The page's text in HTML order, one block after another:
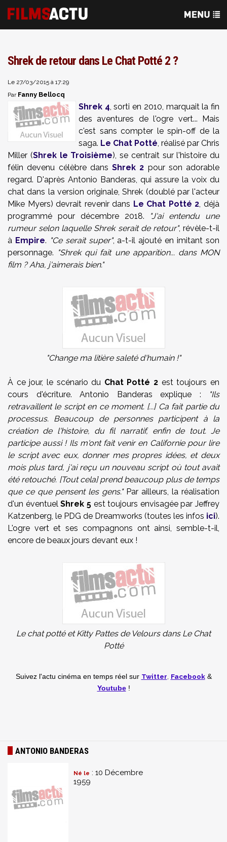
Shrek de retour dans Le Chat Potté 2 ?
Le 27/03/2015 à 17:29
Par Fanny Bellocq
Shrek 4, sorti en 2010, marquait la fin
des aventures de l'ogre vert... Mais
c'est sans compter le spin-off de la
saga. Le Chat Potté, réalisé par Chris
Miller (Shrek le Troisième), se centrait sur l'histoire du
félin devenu célèbre dans Shrek 2 pour son adorable
regard. D'après Antonio Banderas, qui assure la voix du
chat dans la version originale, Shrek (doublé par l'acteur
Mike Myers) devrait revenir dans Le Chat Potté 2, déjà
programmé pour décembre 2018.
"J'ai entendu une
rumeur selon laquelle Shrek serait de retour", révèle-t-il
à Empire. "Ce serait super", a-t-il ajouté en imitant son
personnage. "Shrek qui fait une apparition... dans MON
film ? Aha, j'aimerais bien."
"Change ma litière saleté d'humain !"
À ce jour, le scénario du Chat Potté 2 est toujours en
cours d'écriture. Antonio Banderas explique :
"Ils
retravaillent le script en ce moment. [...] Ca fait partie du
processus. Beaucoup de personnes participent à la
création de l'histoire, du fil narratif, enfin de tout. Je
participe aussi ! Ils m'ont fait venir en Californie pour lire
le script avec eux, donner mes propres idées, et deux
mois plus tard, j'ai reçu un nouveau script où tout avait
été retouché. [Tout cela]prend beaucoup plus de temps
que ce que pensent les gens."Par ailleurs, la réalisation
d'un éventuelShrek 5est toujours envisagée par Jeffrey
Katzenberg, le PDG de Dreamworks (toutes les infos ici).
L'ogre vert et ses compagnons ont ainsi, semble-t-il,
encore de beaux jours devant eux !
Le chat potté et Kitty Pattes de Velours dans Le Chat
Potté
Suivez l'actu cinéma en temps réel sur Twitter Facebook&
Youtube!
ANTONIO BANDERAS
Né le : 10 Décembre
1959